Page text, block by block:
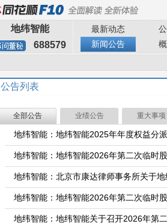
地纬智能
688579
最新动态
新闻公告
公告列表
全部公告 业绩公告 重大事项
地纬智能：地纬智能2025年年度权益分
地纬智能：地纬智能2026年第二次临时
地纬智能：北京市康达律师事务所关于
地纬智能：地纬智能2026年第二次临时
地纬智能：地纬智能关于召开2026年第